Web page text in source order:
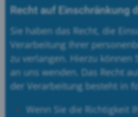
Recht auf Einschränkung
Sie haben das Recht, die
Verarbeitung Ihrer
zu verlangen. Hierzu können
an uns wenden. Das Recht
der Verarbeitung besteht in
Wenn Sie die Richtigkeit